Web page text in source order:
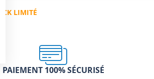
LIMITÉ
PAIEMENT 100% SÉCURISÉ